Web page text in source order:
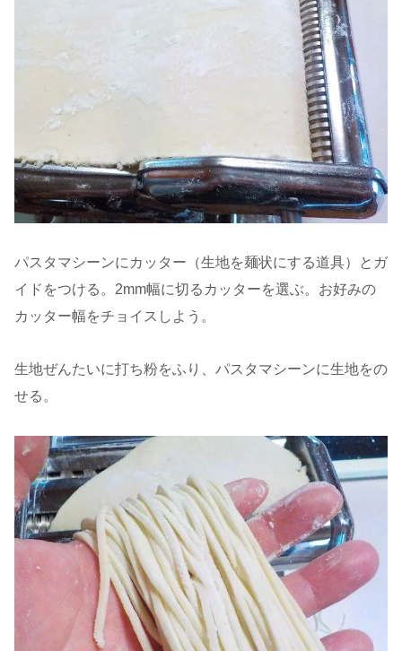
パスタマシーンにカッター（生地を麺状にする道具）とガ
イドをつける。2mm幅に切るカッターを選ぶ。お好みの
カッター幅をチョイスしよう。
生地ぜんたいに打ち粉をふり、パスタマシーンに生地をの
せる。